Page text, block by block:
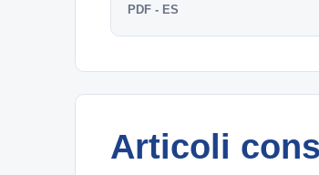
PDF - ES
Articoli